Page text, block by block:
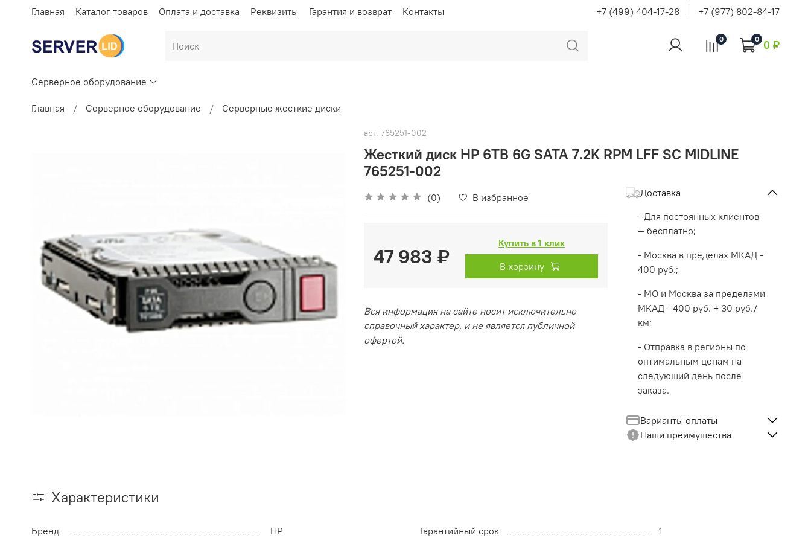
Главная Каталог товаров Оплата и доставка Реквизиты Гарантия и возврат Контакты +7 (499) 404-17-28 +7 (977) 802-84-17
0 0 0 ₽
Серверное оборудование
Главная Серверное оборудование Серверные жесткие диски
арт. 765251-002
Жесткий диск HP 6TB 6G SATA 7.2K RPM LFF SC MIDLINE
765251-002
(0) В избранное
47 983 ₽
Купить в 1 клик
В корзину
Вся информация на сайте носит исключительно
справочный характер, и не является публичной
офертой.
Доставка
- Для постоянных клиентов
— бесплатно;
- Москва в пределах МКАД -
400 руб.;
- МО и Москва за пределами
МКАД - 400 руб. + 30 руб./
км;
- Отправка в регионы по
оптимальным ценам на
следующий день после
заказа.
Варианты оплаты
Наши преимущества
Характеристики
Бренд HP Гарантийный срок 1